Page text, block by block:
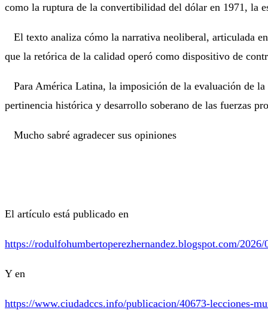
como la ruptura de la convertibilidad del dólar en 1971, la
El texto analiza cómo la narrativa neoliberal, articulada
que la retórica de la calidad operó como dispositivo de
Para América Latina, la imposición de la evaluación de
pertinencia histórica y desarrollo soberano de las fuerzas
Mucho sabré agradecer sus opiniones
El artículo está publicado en
https://rodulfohumbertoperezhernandez.blogspot.com/
Y en
https://www.ciudadccs.info/publicacion/40673-lecciones-